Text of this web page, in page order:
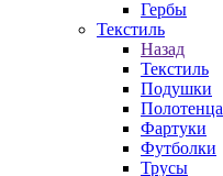
Гербы
Текстиль
Назад
Текстиль
Подушки
Полотенца
Фартуки
Футболки
Трусы